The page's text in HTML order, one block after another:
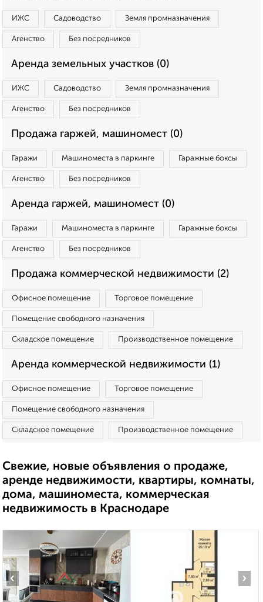
ИЖС Садоводство Земля промназначения
Агенство Без посредников
Аренда земельных участков (0)
ИЖС Садоводство Земля промназначения
Агенство Без посредников
Продажа гаржей, машиномест (0)
Гаражи Машиноместа в паркинге Гаражные боксы
Агенство Без посредников
Аренда гаржей, машиномест (0)
Гаражи Машиноместа в паркинге Гаражные боксы
Агенство Без посредников
Продажа коммерческой недвижимости (2)
Офисное помещение Торговое помещение
Помещение свободного назначения
Складское помещение Производственное помещение
Аренда коммерческой недвижимости (1)
Офисное помещение Торговое помещение
Помещение свободного назначения
Складское помещение Производственное помещение
Свежие, новые объявления о продаже,
аренде недвижимости, квартиры, комнаты,
дома, машиноместа, коммерческая
недвижимость в Краснодаре
‹ ›